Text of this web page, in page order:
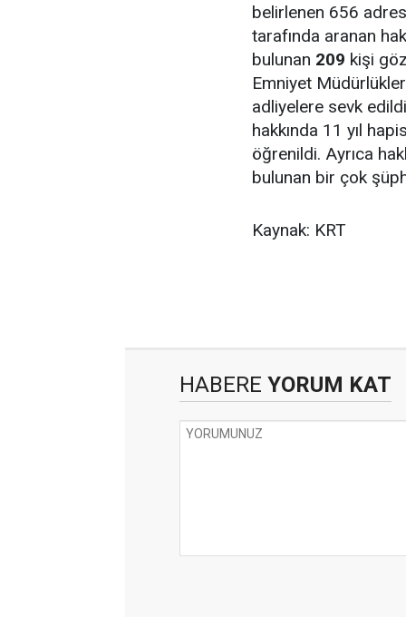
belirlenen 656
tarafında aranan
bulunan 209 kişi
Emniyet
adliyelere sevk
hakkında 11 yıl
öğrenildi. Ayrıca
bulunan bir çok
Kaynak: KRT
HABERE YORUM KAT